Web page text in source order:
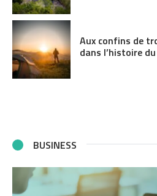
Aux confins de
dans l’histoire
BUSINESS